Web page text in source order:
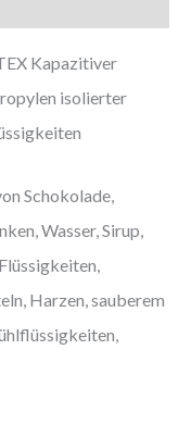
Kapazitiver
isolierter
Schokolade,
Wasser, Sirup,
Harzen, sauberem